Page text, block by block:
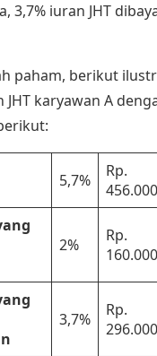
3,7% iuran JHT
paham, berikut
karyawan A
5,7%
Rp.
2%
Rp.
3,7%
Rp.